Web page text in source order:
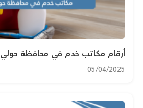
أرقام مكاتب خدم في محافظة حولي 2025
05/04/2025